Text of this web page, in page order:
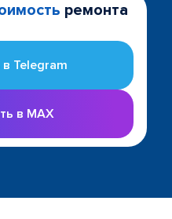
ремонта
Telegram
в MAX